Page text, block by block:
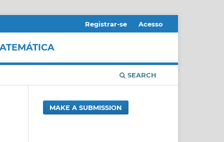
SEARCH
Registrar-se Acesso
MAKE A SUBMISSION